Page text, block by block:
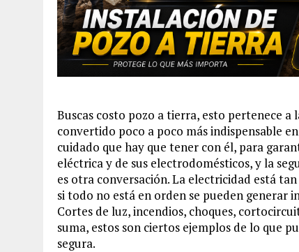
Buscas costo pozo a tierra, esto pertenece
convertido poco a poco más indispensable
cuidado que hay que tener con él, para
eléctrica y de sus electrodomésticos, y la
es otra conversación. La electricidad está
si todo no está en orden se pueden generar
Cortes de luz, incendios, choques,
suma, estos son ciertos ejemplos de lo que
segura.